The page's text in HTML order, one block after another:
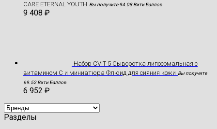
CARE ETERNAL YOUTH Вы получите 94.08 Вити Баллов
9 408 ₽
Набор CVIT 5 Сыворотка липосомальная с
витамином С и миниатюра Флюид для сияния кожи Вы получите
69.52 Вити Баллов
6 952 ₽
Разделы